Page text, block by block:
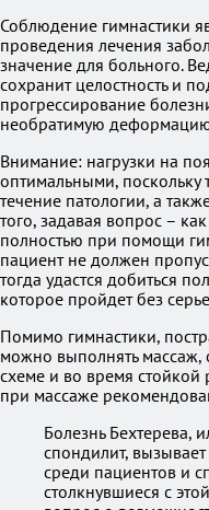
Соблюдение гимнастики
проведения лечения
значение для больного.
сохранит целостность и
прогрессирование
необратимую
Внимание: нагрузки на
оптимальными,
течение патологии, а
того, задавая вопрос –
полностью при помощи
пациент не должен
тогда удастся добиться
которое пройдет без
Помимо гимнастики,
можно выполнять массаж,
схеме и во время
при массаже
Болезнь Бехтерева,
спондилит,
среди пациентов и
столкнувшиеся с